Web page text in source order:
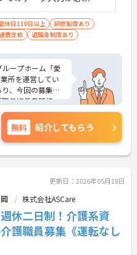
休日110日以上
研修制度あり
費支給 退職金制度あり
ープホーム「愛
所を運営してい
、今回の募集は
員初任者研修、
などの資格取得
ートするため
部署や、コンプ
グループ企業を
があります。ご
ご相談くださ
無料 紹介してもらう
更新日：2026年05月18日
株式会社ASCare
休二日制！介護系資
護職員募集《運転なし